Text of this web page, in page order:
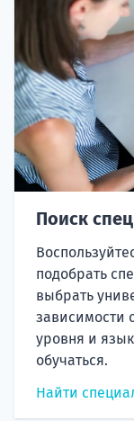
Поиск
подобрать
выбрать
зависимости
уровня и
обучаться.
Найти